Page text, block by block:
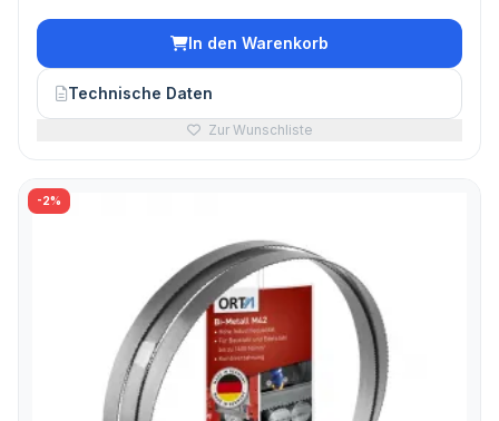
In den Warenkorb
Technische Daten
Zur Wunschliste
-2%